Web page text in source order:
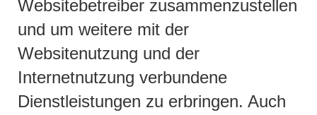
Websitebetreiber zusammenzustellen
und um weitere mit der
Websitenutzung und der
Internetnutzung verbundene
Dienstleistungen zu erbringen. Auch